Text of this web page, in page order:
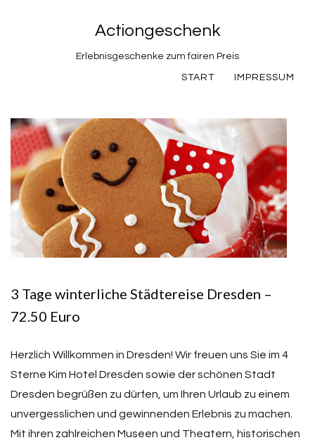
Actiongeschenk
Erlebnisgeschenke zum fairen Preis
START IMPRESSUM
3 Tage winterliche Städtereise Dresden –
72.50 Euro
Herzlich Willkommen in Dresden! Wir freuen uns Sie im 4
Sterne Kim Hotel Dresden sowie der schönen Stadt
Dresden begrüßen zu dürfen, um Ihren Urlaub zu einem
unvergesslichen und gewinnenden Erlebnis zu machen.
Mit ihren zahlreichen Museen und Theatern, historischen